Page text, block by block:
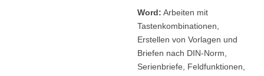
Word: Arbeiten mit
Tastenkombinationen,
Erstellen von Vorlagen und
Briefen nach DIN-Norm,
Serienbriefe, Feldfunktionen,